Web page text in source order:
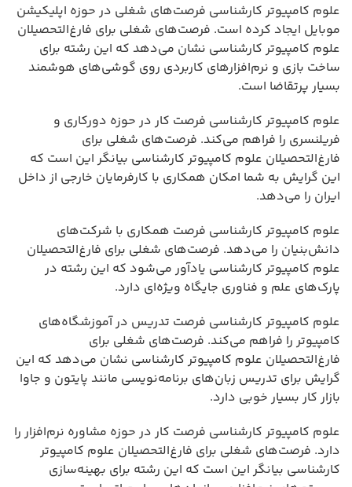
علوم کامپیوتر کارشناسی فرصت‌های شغلی در حوزه اپلیکیشن
موبایل ایجاد کرده است. فرصت‌های شغلی برای فارغ‌التحصیلان
علوم کامپیوتر کارشناسی نشان می‌دهد که این رشته برای
ساخت بازی و نرم‌افزارهای کاربردی روی گوشی‌های هوشمند
بسیار پرتقاضا است.
علوم کامپیوتر کارشناسی فرصت کار در حوزه دورکاری و
فریلنسری را فراهم می‌کند. فرصت‌های شغلی برای
فارغ‌التحصیلان علوم کامپیوتر کارشناسی بیانگر این است که
این گرایش به شما امکان همکاری با کارفرمایان خارجی از داخل
ایران را می‌دهد.
علوم کامپیوتر کارشناسی فرصت همکاری با شرکت‌های
دانش‌بنیان را می‌دهد. فرصت‌های شغلی برای فارغ‌التحصیلان
علوم کامپیوتر کارشناسی یادآور می‌شود که این رشته در
پارک‌های علم و فناوری جایگاه ویژه‌ای دارد.
علوم کامپیوتر کارشناسی فرصت تدریس در آموزشگاه‌های
کامپیوتر را فراهم می‌کند. فرصت‌های شغلی برای
فارغ‌التحصیلان علوم کامپیوتر کارشناسی نشان می‌دهد که این
گرایش برای تدریس زبان‌های برنامه‌نویسی مانند پایتون و جاوا
بازار کار بسیار خوبی دارد.
علوم کامپیوتر کارشناسی فرصت کار در حوزه مشاوره نرم‌افزار را
دارد. فرصت‌های شغلی برای فارغ‌التحصیلان علوم کامپیوتر
کارشناسی بیانگر این است که این رشته برای بهینه‌سازی